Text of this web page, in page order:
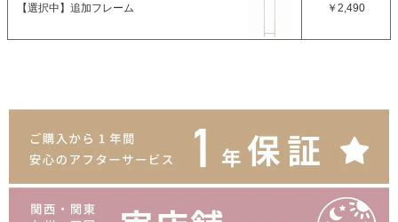
【選択中】 追加フレーム ￥2,490